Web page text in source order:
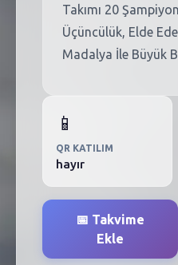
Takımı 20
Üçüncülük, Elde
Madalya İle Büyük
📱
QR KATILIM
hayır
📅 Takvime
Ekle